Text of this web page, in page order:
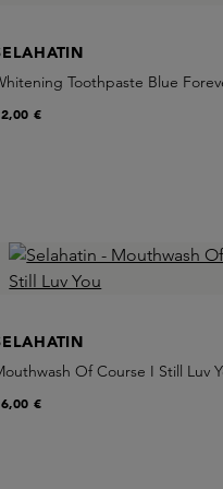
Toothpaste Blue
€
Of Course I Still Luv
€